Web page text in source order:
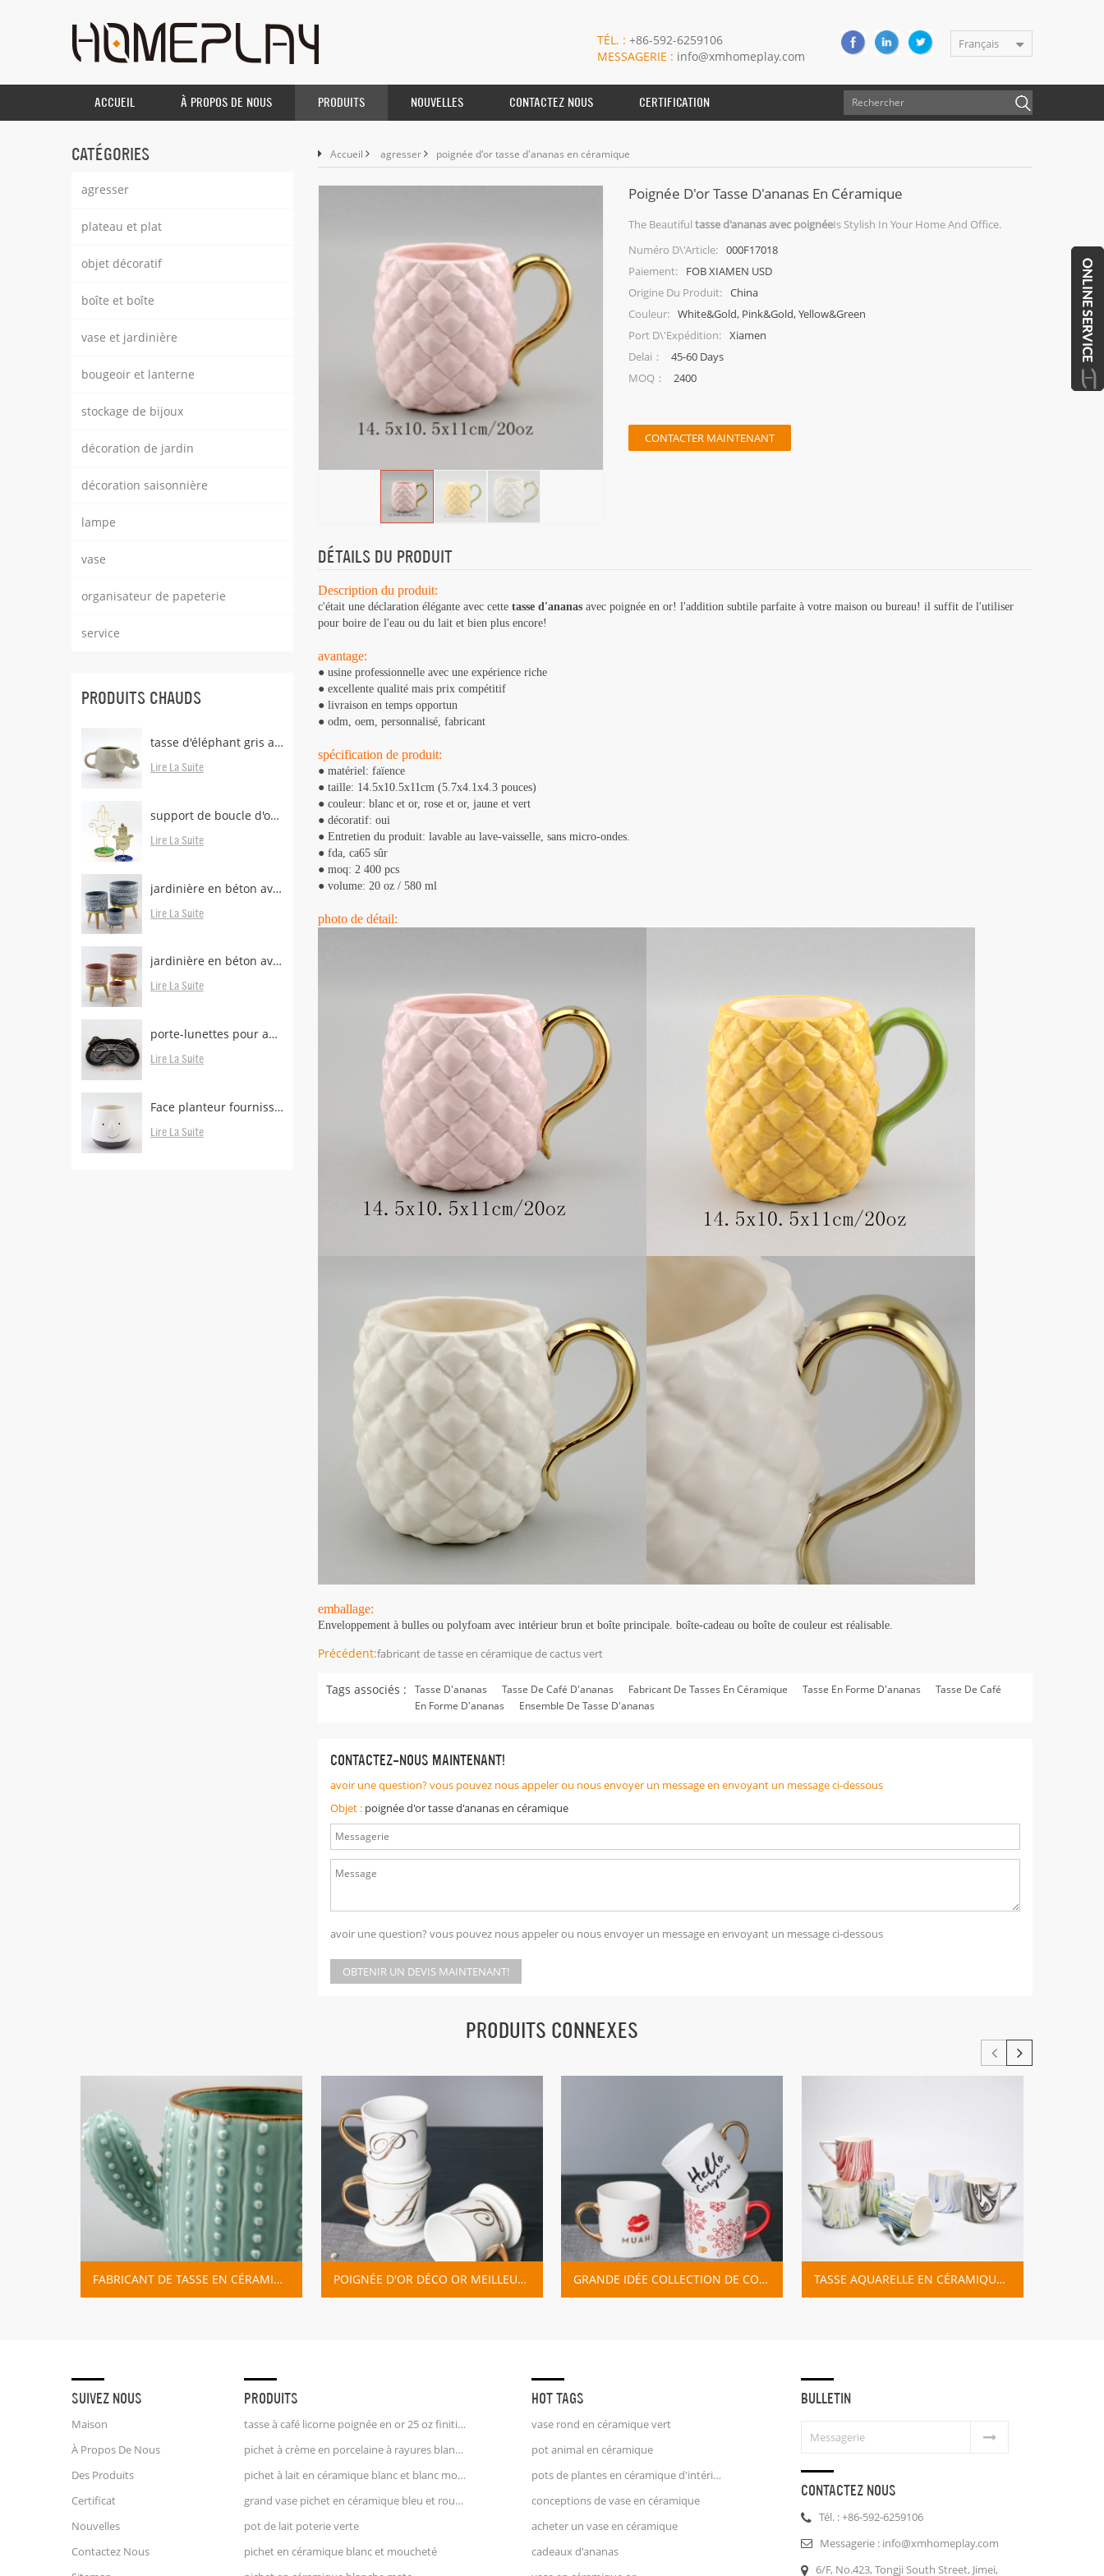
Français
TÉL. : +86-592-6259106
MESSAGERIE : info@xmhomeplay.com
ACCUEIL À PROPOS DE NOUS PRODUITS NOUVELLES CONTACTEZ NOUS CERTIFICATION
CATÉGORIES
agresser
plateau et plat
objet décoratif
boîte et boîte
vase et jardinière
bougeoir et lanterne
stockage de bijoux
décoration de jardin
décoration saisonnière
lampe
vase
organisateur de papeterie
service
PRODUITS CHAUDS
tasse d'éléphant gris avec support de sachet de thé
Lire La Suite
support de boucle d'oreille en laiton avec plateau
Lire La Suite
jardinière en béton avec pieds en bois
Lire La Suite
jardinière en béton avec pieds boisés à vendre
Lire La Suite
porte-lunettes pour animaux
Lire La Suite
Face planteur fournisseurs et fabricants
Lire La Suite
Accueil agresser poignée d'or tasse d'ananas en céramique
Poignée D'or Tasse D'ananas En Céramique
The Beautiful tasse d'ananas avec poignéeIs Stylish In Your Home And Office.
Numéro D\'article: 000F17018
Paiement:
FOB XIAMEN USD
Origine Du Produit: China
Couleur: White&Gold, Pink&Gold, Yellow&Green
Port D\'expédition: Xiamen
Delai：
45-60 Days
MOQ：
2400
CONTACTER MAINTENANT
DÉTAILS DU PRODUIT
Description du produit:
c'était une déclaration élégante avec cette tasse d'ananas avec poignée en or! l'addition subtile parfaite à votre maison ou bureau! il suffit de l'utiliser
pour boire de l'eau ou du lait et bien plus encore!
avantage:
● usine professionnelle avec une expérience riche
● excellente qualité mais prix compétitif
● livraison en temps opportun
● odm, oem, personnalisé, fabricant
spécification de produit:
● matériel: faïence
● taille: 14.5x10.5x11cm (5.7x4.1x4.3 pouces)
● couleur: blanc et or, rose et or, jaune et vert
● décoratif: oui
● Entretien du produit: lavable au lave-vaisselle, sans micro-ondes.
● fda, ​​ca65 sûr
● moq: 2 400 pcs
● volume: 20 oz / 580 ml
photo de détail:
emballage:
Enveloppement à bulles ou polyfoam avec intérieur brun et boîte principale. boîte-cadeau ou boîte de couleur est réalisable.
Précédent:fabricant de tasse en céramique de cactus vert
Tags associés : Tasse D'ananas Tasse De Café D'ananas Fabricant De Tasses En Céramique Tasse En Forme D'ananas
Tasse De Café
En Forme D'ananas
Ensemble De Tasse D'ananas
CONTACTEZ-NOUS MAINTENANT!
avoir une question? vous pouvez nous appeler ou nous envoyer un message en envoyant un message ci-dessous
Objet : poignée d'or tasse d'ananas en céramique
avoir une question? vous pouvez nous appeler ou nous envoyer un message en envoyant un message ci-dessous
OBTENIR UN DEVIS MAINTENANT!
PRODUITS CONNEXES
FABRICANT DE TASSE EN CÉRAMIQUE DE CACTUS VERT POIGNÉE D'OR DÉCO OR MEILLEURE TASSE DE CAFÉ EN CÉRAMIQUE GRANDE IDÉE COLLECTION DE CONCEPTIONS DE TASSE EN CÉRAMIQUE TASSE AQUARELLE EN CÉRAMIQUE AVEC JANTE EN OR
SUIVEZ NOUS
Maison
À Propos De Nous
Des Produits
Certificat
Nouvelles
Contactez Nous
PRODUITS
tasse à café licorne poignée en or 25 oz finition estampée
pichet à crème en porcelaine à rayures blanches et bleues pichet à eau
pichet à lait en céramique blanc et blanc moucheté
grand vase pichet en céramique bleu et rouge
pot de lait poterie verte
pichet en céramique blanc et moucheté
HOT TAGS
vase rond en céramique vert
pot animal en céramique
pots de plantes en céramique d'intérieur
conceptions de vase en céramique
acheter un vase en céramique
cadeaux d'ananas
BULLETIN
CONTACTEZ NOUS
Tél. : +86-592-6259106
Messagerie : info@xmhomeplay.com
6/F, No.423, Tongji South Street, Jimei,